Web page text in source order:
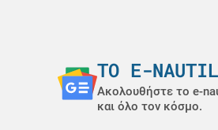
ΤΟ E-
Ακολουθήστε το e-
και όλο τον κόσμο.